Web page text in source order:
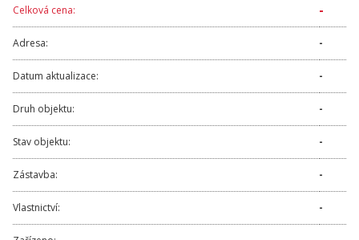
Celková cena: -
Adresa: -
Datum aktualizace: -
Druh objektu: -
Stav objektu: -
Zástavba: -
Vlastnictví: -